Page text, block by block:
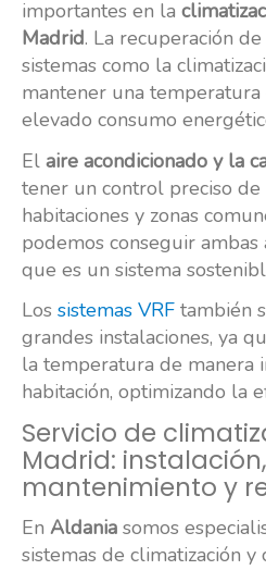
importantes en la
Madrid. La recuperación
sistemas como la
mantener una
elevado consumo
El aire acondicionado y la
tener un control preciso
habitaciones y zonas
podemos conseguir ambas
que es un sistema
Los sistemas VRF también
grandes instalaciones, ya
la temperatura de manera
habitación, optimizando la
Servicio de
Madrid: instalación,
mantenimiento y
En Aldania somos
sistemas de climatización y